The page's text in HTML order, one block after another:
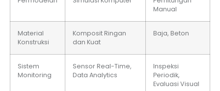
Manual
Material
Konstruksi
Komposit Ringan
dan Kuat
Baja, Beton
Sistem
Monitoring
Sensor Real-Time,
Data Analytics
Inspeksi
Periodik,
Evaluasi Visual